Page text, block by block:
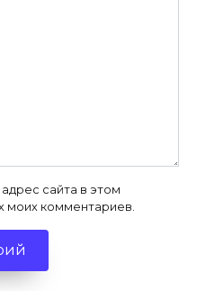
сайта в этом
моих комментариев.